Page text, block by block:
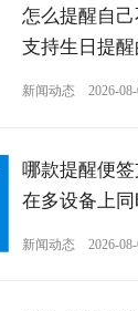
怎么提醒自
支持生日提
新闻动态 2026-
哪款提醒便
在多设备上
新闻动态 2026-